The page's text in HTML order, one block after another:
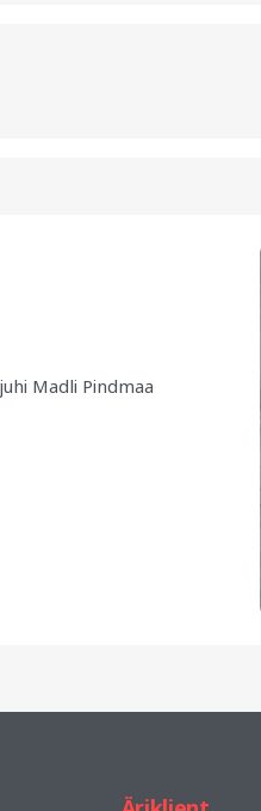
Madli Pindmaa